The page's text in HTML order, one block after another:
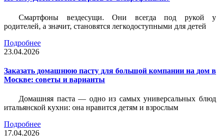
Смартфоны вездесущи. Они всегда под рукой у
родителей, а значит, становятся легкодоступными для детей
Подробнее
23.04.2026
Заказать домашнюю пасту для большой компании на дом в
Москве: советы и варианты
Домашняя паста — одно из самых универсальных блюд
итальянской кухни: она нравится детям и взрослым
Подробнее
17.04.2026